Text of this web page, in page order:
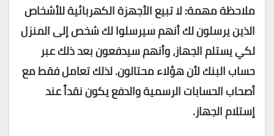
ملاحظة مهمة: لا تبيع الأجهزة الكهربائية للأشخاص
الذين يرسلون لك أنهم سيرسلوا لك شخص إلى المنزل
لكي يستلم الجهاز، وأنهم سيدفعون بعد ذلك عبر
حساب البنك لأن هؤلاء محتالون. لذلك تعامل فقط مع
أصحاب الحسابات الرسمية والدفع يكون نقداً عند
إستلام الجهاز.